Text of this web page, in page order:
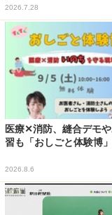
2026.7.28
医療✕消防、縫合デモ
習も「おしごと体験博
2026.8.6